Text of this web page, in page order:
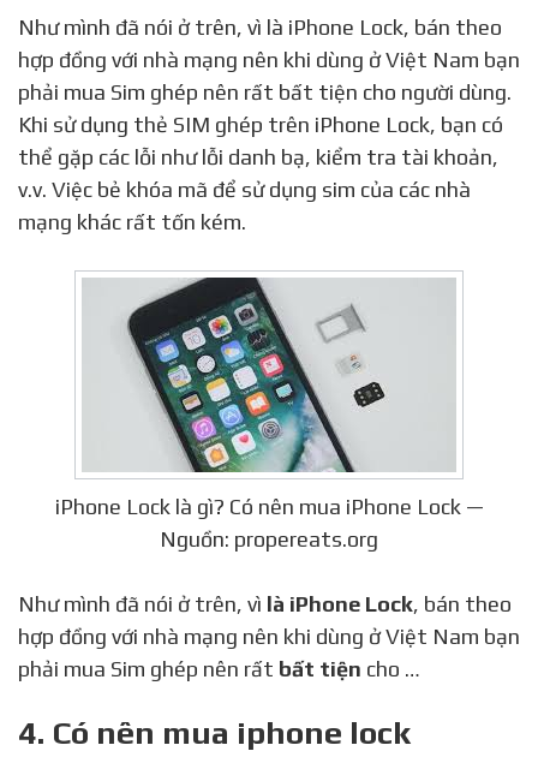
Như mình đã nói ở trên, vì là iPhone Lock, bán theo
hợp đồng với nhà mạng nên khi dùng ở Việt Nam bạn
phải mua Sim ghép nên rất bất tiện cho người dùng.
Khi sử dụng thẻ SIM ghép trên iPhone Lock, bạn có
thể gặp các lỗi như lỗi danh bạ, kiểm tra tài khoản,
v.v. Việc bẻ khóa mã để sử dụng sim của các nhà
mạng khác rất tốn kém.
iPhone Lock là gì? Có nên mua iPhone Lock —
Nguồn: propereats.org
Như mình đã nói ở trên, vì là iPhone Lock, bán theo
hợp đồng với nhà mạng nên khi dùng ở Việt Nam bạn
phải mua Sim ghép nên rất bất tiện cho …
4. Có nên mua iphone lock